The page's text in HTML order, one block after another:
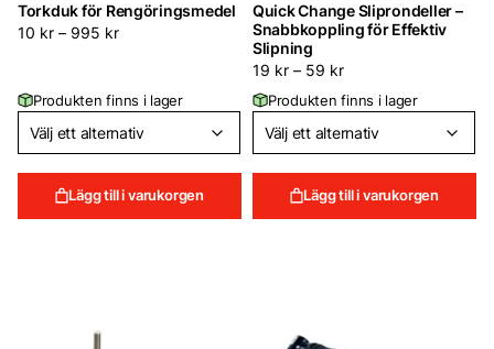
Torkduk för Rengöringsmedel
10 kr – 995 kr
Produkten finns i lager
Lägg till i varukorgen
Quick Change Sliprondeller –
Snabbkoppling för Effektiv
Slipning
19 kr – 59 kr
Produkten finns i lager
Lägg till i varukorgen